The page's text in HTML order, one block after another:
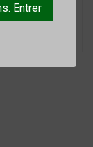
Entrer
